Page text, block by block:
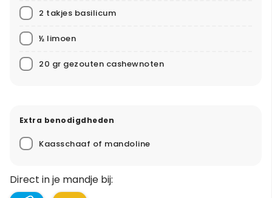
2 takjes basilicum
½ limoen
20 gr gezouten cashewnoten
Extra benodigdheden
Kaasschaaf of mandoline
Direct in je mandje bij: